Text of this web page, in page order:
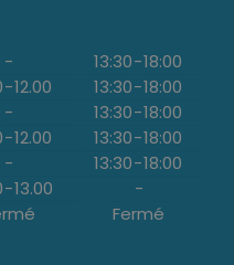
- 13:30-18:00
-12.00 13:30-18:00
- 13:30-18:00
-12.00 13:30-18:00
- 13:30-18:00
-13.00
-
Fermé